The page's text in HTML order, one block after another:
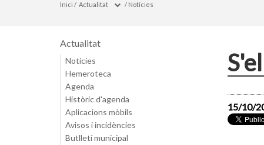
Inici / Actualitat / Notícies
Actualitat
Notícies
Hemeroteca
Agenda
Històric d'agenda
Aplicacions mòbils
Avisos i incidències
Butlletí municipal
15/10/